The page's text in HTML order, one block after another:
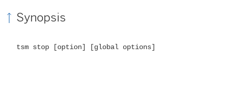
Synopsis
tsm stop [option] [global options]